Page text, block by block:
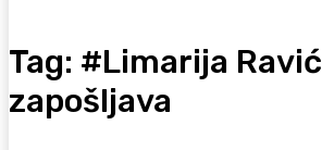
Tag: #Limarija Ravić
zapošljava